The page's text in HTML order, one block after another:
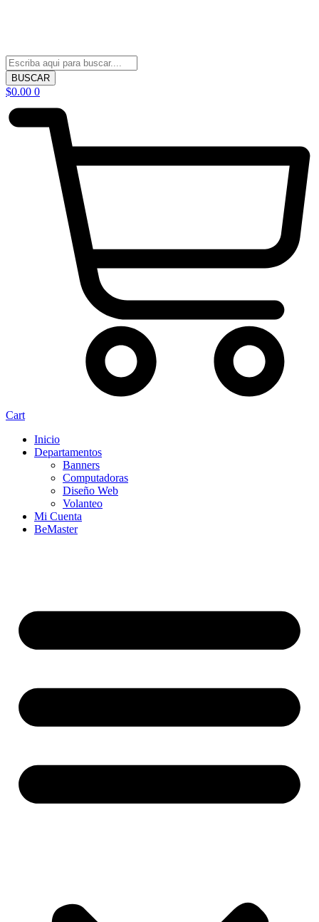
BUSCAR
$0.00 0
Cart
Inicio
Departamentos
Banners
Computadoras
Diseño Web
Volanteo
Mi Cuenta
BeMaster